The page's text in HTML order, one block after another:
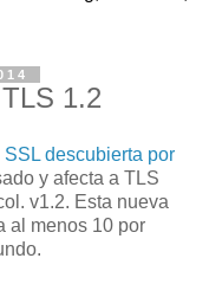
1.2
descubierta por
y afecta a TLS
v1.2. Esta nueva
al menos 10 por